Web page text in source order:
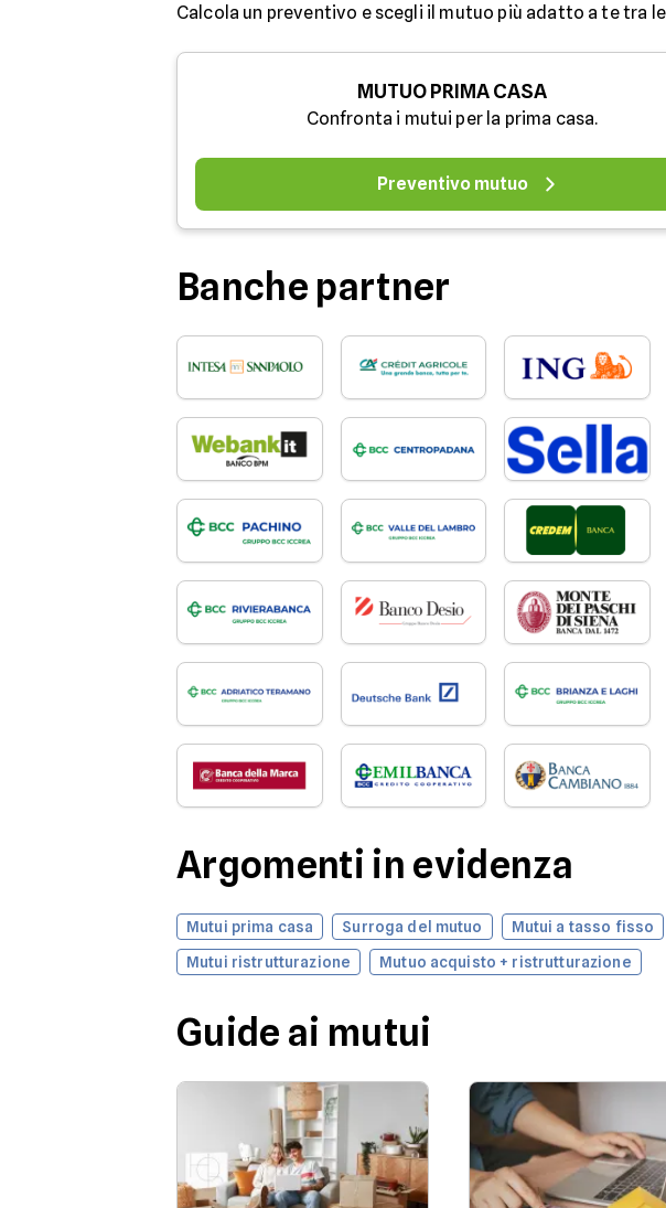
Calcola un preventivo e scegli il mutuo più adatto a te tra
MUTUO PRIMA CASA
Confronta i mutui per la prima casa.
Preventivo mutuo
Banche partner
Argomenti in evidenza
Mutui prima casa Surroga del mutuo Mutui a tasso fisso
Mutui ristrutturazione
Mutuo acquisto + ristrutturazione
Guide ai mutui